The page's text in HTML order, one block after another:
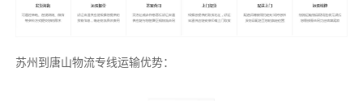
苏州到唐山物流专线运输优势：